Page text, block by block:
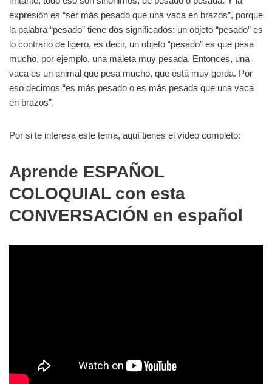
expresión es “ser más pesado que una vaca en brazos”, porque
la palabra “pesado” tiene dos significados: un objeto “pesado” es
lo contrario de ligero, es decir, un objeto “pesado” es que pesa
mucho, por ejemplo, una maleta muy pesada. Entonces, una
vaca es un animal que pesa mucho, que está muy gorda. Por
eso decimos “es más pesado o es más pesada que una vaca
en brazos”.
Por si te interesa este tema, aquí tienes el vídeo completo:
Aprende ESPAÑOL
COLOQUIAL con esta
CONVERSACIÓN en español